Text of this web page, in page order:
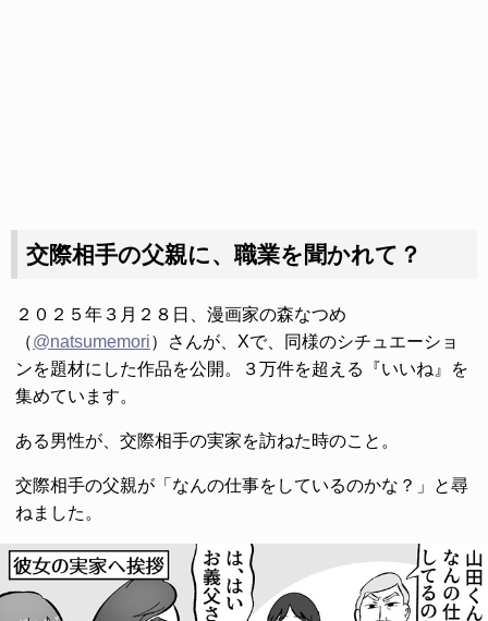
交際相手の父親に、職業を聞かれて？
２０２５年３月２８日、漫画家の森なつめ
（@natsumemori）さんが、Xで、同様のシチュエーショ
ンを題材にした作品を公開。３万件を超える『いいね』を
集めています。
ある男性が、交際相手の実家を訪ねた時のこと。
交際相手の父親が「なんの仕事をしているのかな？」と尋
ねました。